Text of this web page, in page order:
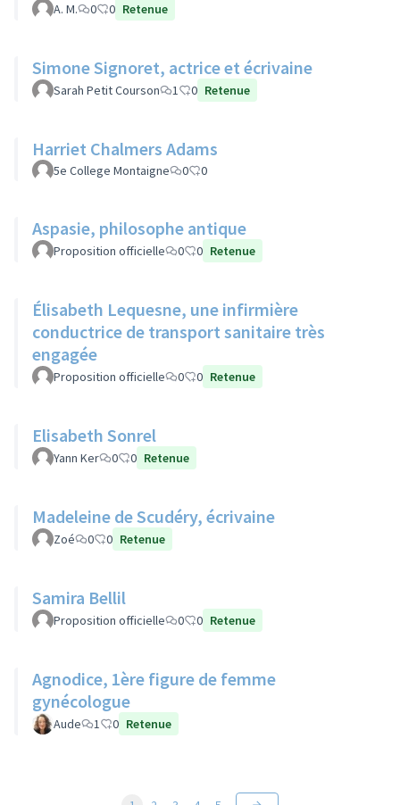
A. M. 0 0 Retenue
Simone Signoret, actrice et écrivaine
Sarah Petit Courson 1 0 Retenue
Harriet Chalmers Adams
5e College Montaigne 0 0
Aspasie, philosophe antique
Proposition officielle 0 0 Retenue
Élisabeth Lequesne, une infirmière
conductrice de transport sanitaire très
engagée
Proposition officielle 0 0 Retenue
Elisabeth Sonrel
Yann Ker 0 0 Retenue
Madeleine de Scudéry, écrivaine
Zoé 0 0 Retenue
Samira Bellil
Proposition officielle 0 0 Retenue
Agnodice, 1ère figure de femme
gynécologue
Aude 1 0 Retenue